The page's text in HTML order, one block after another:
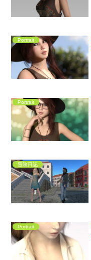
Portrait
Portrait
冒険日記
Portrait